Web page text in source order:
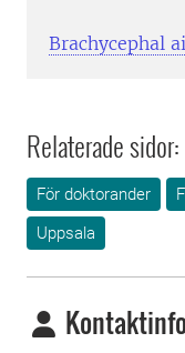
Brachycephal
Relaterade sidor:
För doktorander
Uppsala